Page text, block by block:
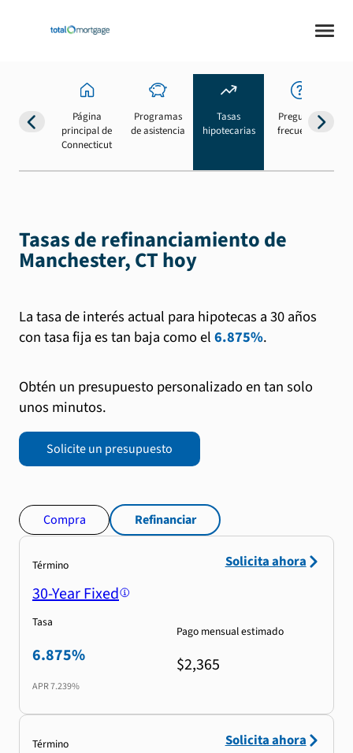
Página
principal de
Connecticut
Programas
de asistencia
Tasas
hipotecarias
Preguntas
frecuentes
Tasas de refinanciamiento de
Manchester, CT hoy
La tasa de interés actual para hipotecas a 30 años
con tasa fija es tan baja como el6.875%.
Obtén un presupuesto personalizado en tan solo
unos minutos.
Solicite un presupuesto
Compra Refinanciar
Término
30-Year Fixed
Tasa
6.875%
APR7.239%
Pago mensual estimado
$2,365
Solicita ahora
Término Solicita ahora